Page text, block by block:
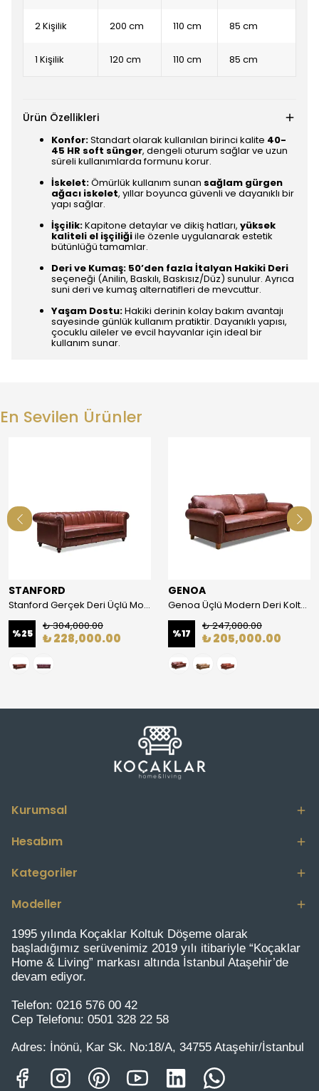
2 Kişilik 200 cm 110 cm 85 cm
1 Kişilik 120 cm 110 cm 85 cm
Ürün Özellikleri
Konfor:Standart olarak kullanılan birinci kalite 40-
45 HR soft sünger, dengeli oturum sağlar ve uzun
süreli kullanımlarda formunu korur.
İskelet:Ömürlük kullanım sunan sağlam gürgen
ağacı iskelet, yıllar boyunca güvenli ve dayanıklı bir
yapı sağlar.
İşçilik:Kapitone detaylar ve dikiş hatları, yüksek
kaliteli el işçiliğiile özenle uygulanarak estetik
bütünlüğü tamamlar.
Deri ve Kumaş: 50’den fazla İtalyan Hakiki Deri
seçeneği (Anilin, Baskılı, Baskısız/Düz) sunulur. Ayrıca
suni deri ve kumaş alternatifleri de mevcuttur.
Yaşam Dostu:Hakiki derinin kolay bakım avantajı
sayesinde günlük kullanım pratiktir. Dayanıklı yapısı,
çocuklu aileler ve evcil hayvanlar için ideal bir
kullanım sunar.
En Sevilen Ürünler
STANFORD
Stanford Gerçek Deri Üçlü Modern Koltuk
%25
₺ 304,000.00
₺ 228,000.00
GENOA
Genoa Üçlü Modern Deri Koltuk
%17
₺ 247,000.00
₺ 205,000.00
Kurumsal
Hesabım
Kategoriler
Modeller
1995 yılında Koçaklar Koltuk Döşeme olarak
başladığımız serüvenimiz 2019 yılı itibariyle “Koçaklar
Home & Living” markası altında İstanbul Ataşehir’de
devam ediyor.
Telefon: 0216 576 00 42
Cep Telefonu: 0501 328 22 58
Adres: İnönü, Kar Sk. No:18/A, 34755 Ataşehir/İstanbul